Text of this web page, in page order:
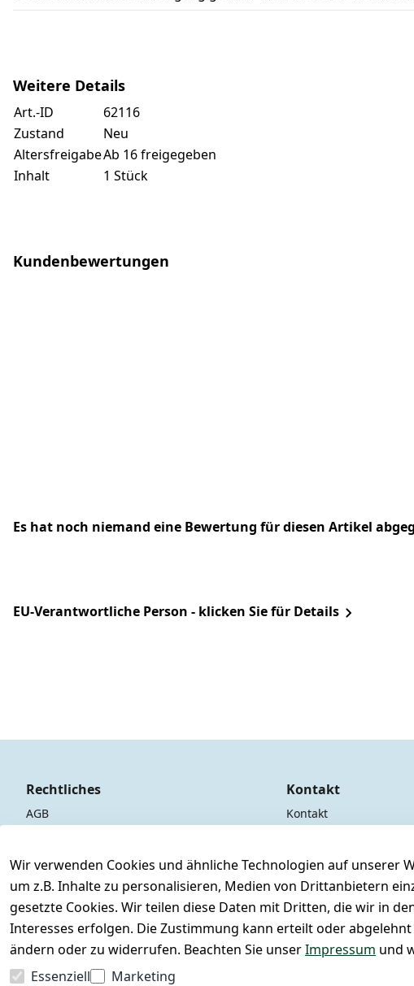
Weitere Details
Art.-ID
62116
Zustand
Neu
AltersfreigabeAb 16 freigegeben
Inhalt
1 Stück
Kundenbewertungen
Es hat noch niemand eine Bewertung für diesen Artikel
EU-Verantwortliche Person - klicken Sie für Details
Wir verwenden Cookies und ähnliche Technologien auf unserer
um z.B. Inhalte zu personalisieren, Medien von Drittanbietern
gesetzte Cookies. Wir teilen diese Daten mit Dritten, die wir in
Interesses erfolgen. Die Zustimmung kann erteilt oder
ändern oder zu widerrufen. Beachten Sie unserImpressum und
Essenziell
Marketing
Rechtliches
AGB
Datenschutzerklärung
Widerrufsrecht
Kontakt
Kontakt